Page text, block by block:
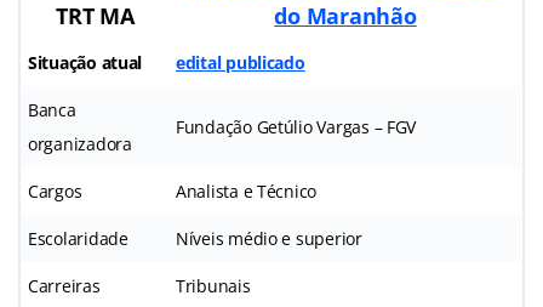
TRT MA
do Maranhão
Situação atual edital publicado
Banca
organizadora
Fundação Getúlio Vargas – FGV
Cargos Analista e Técnico
Escolaridade Níveis médio e superior
Carreiras Tribunais